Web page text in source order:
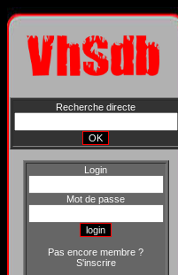
Recherche directe
Login
Mot de passe
Pas encore membre ?
S'inscrire